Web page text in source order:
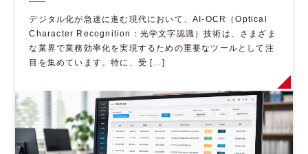
デジタル化が急速に進む現代において、AI-OCR（Optical
Character Recognition：光学文字認識）技術は、さまざま
な業界で業務効率化を実現するための重要なツールとして注
目を集めています。特に、受 […]